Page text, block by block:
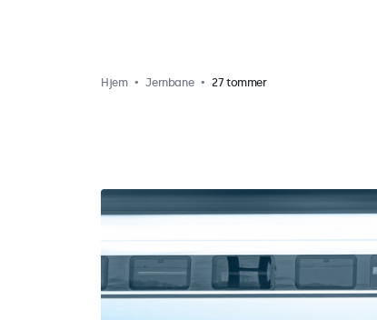
Hjem Jernbane 27 tommer